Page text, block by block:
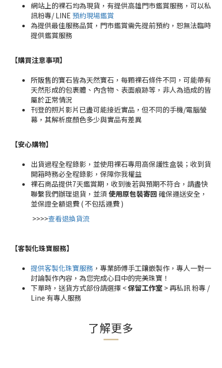
網站上的裸石均為現貨，有提供高雄門市鑑賞服務，可以私
訊粉專/ LINE 預約現場鑑賞
為提供最佳服務品質，門市鑑賞需先提前預約，恕無法臨時
提供鑑賞服務
【購買注意事項】
所販售的寶石皆為天然寶石，每顆裸石條件不同，可能帶有
天然形成的包裹體、內含物、表面痕跡等，非人為造成的皆
屬於正常情況
刊登的照片影片已盡可能接近實品，但不同的手機/電腦螢
幕，其解析度顏色多少與實品有差異
【安心購物】
出貨過程全程錄影，並使用裸石專用高保護性盒裝；收到貨
開箱時務必全程錄影，保障你我權益
裸石商品提供7天鑑賞期，收到後若與預期不符合，請盡快
聯繫我們辦理退貨，並須 使用原包裝寄回 確保運送安全，
並保證全額退費 ( 不包括運費 )
>>>>查看退換貨流
【客製化珠寶服務】
提供客製化珠寶服務 ，專業師傅手工鑲嵌製作，專人一對一
討論製作內容，為您完成心目中的完美珠寶！
下單時，送貨方式部份請選擇 <保留工作室 > 再私訊 粉專 /
Line 有專人服務
了解更多